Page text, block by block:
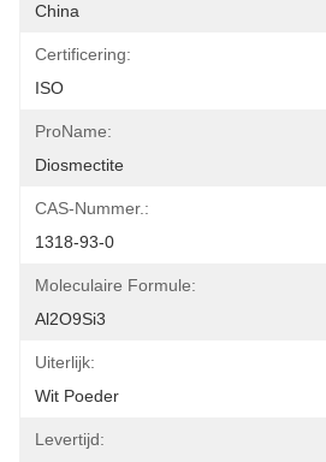
China
Certificering:
ISO
ProName:
Diosmectite
CAS-Nummer.:
1318-93-0
Moleculaire Formule:
Al2O9Si3
Uiterlijk:
Wit Poeder
Levertijd: